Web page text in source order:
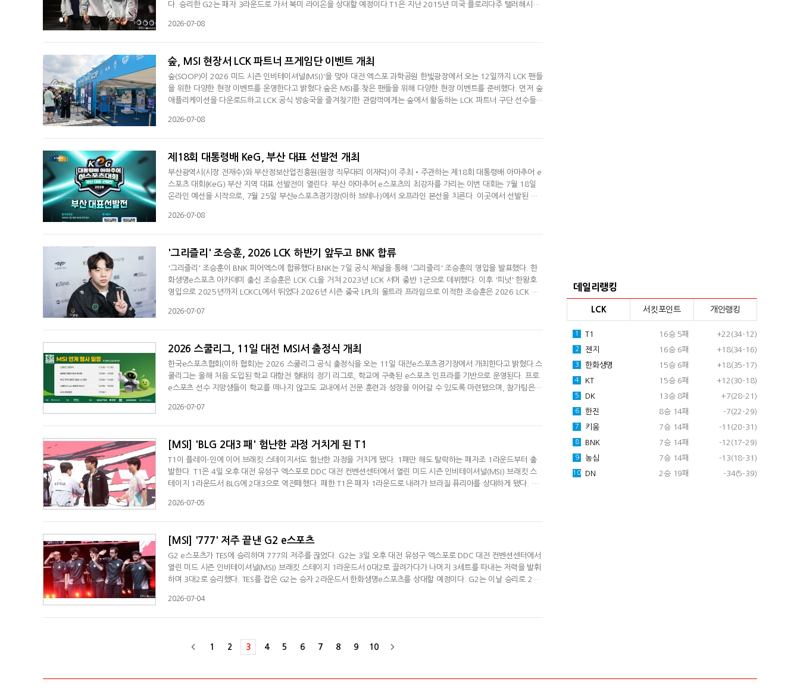
다. 승리한 G2는 패자 3라운드로 가서 북미 라이온을 상대할 예정이다.T1은 지난 2015년 미국 플로리다주 탤러해시에
중국 상하이에서 열린 2016년, 브라질 상파울루에서 열린 2017년에는 대회 2연패를 달성했다. 2018년에는 참가하지
2026-07-08
숲, MSI 현장서 LCK 파트너 프게임단 이벤트 개최
숲(SOOP)이 2026 미드 시즌 인비테이셔널(MSI)'을 맞아 대전 엑스포 과학공원 한빛광장에서 오는 12일까지 LCK 팬들
을 위한 다양한 현장 이벤트를 운영한다고 밝혔다.숲은 MSI를 찾은 팬들을 위해 다양한 현장 이벤트를 준비했다. 먼저 숲
애플리케이션을 다운로드하고 LCK 공식 방송국을 즐겨찾기한 관람객에게는 숲에서 활동하는 LCK 파트너 구단 선수들의
개 프로게임단이 참여하며, 관람객들이 원하는 구단의 포토카드를 직접 선택해 받을 수 있다. 포토카드에는 선수들의 숲
2026-07-08
제18회 대통령배 KeG, 부산 대표 선발전 개최
부산광역시(시장 전재수)와 부산정보산업진흥원(원장 직무대리 이재덕)이 주최‧주관하는 제18회 대통령배 아마추어 e
스포츠 대회(KeG) 부산 지역 대표 선발전이 열린다. 부산 아마추어 e스포츠의 최강자를 가리는 이번 대회는 7월 18일
온라인 예선을 시작으로, 7월 25일 부산e스포츠경기장(이하 브레나)에서 오프라인 본선을 치른다. 이곳에서 선발된 선
그 오브 레전드(5인 단체전), 이터널 리턴(3~4인 단체전), 브롤스타즈(3인 단체전), FC온라인 개인전 등 4개 종목으로
2026-07-08
'그리즐리' 조승훈, 2026 LCK 하반기 앞두고 BNK 합류
'그리즐리' 조승훈이 BNK 피어엑스에 합류했다.BNK는 7일 공식 채널을 통해 '그리즐리' 조승훈의 영입을 발표했다. 한
화생명e스포츠 아카데미 출신 조승훈은 LCK CL을 거쳐 2023년 LCK 서머 중반 1군으로 데뷔했다. 이후 '피넛' 한왕호
영입으로 2025년까지 LCKCL에서 뛰었다.2026년 시즌 중국 LPL의 울트라 프라임으로 이적한 조승훈은 2026 LCK 하
말했다.
2026-07-07
2026 스쿨리그, 11일 대전 MSI서 출정식 개최
한국e스포츠협회(이하 협회)는 2026 스쿨리그 공식 출정식을 오는 11일 대전e스포츠경기장에서 개최한다고 밝혔다.스
쿨리그는 올해 처음 도입된 학교 대항전 형태의 정기 리그로, 학교에 구축된 e스포츠 인프라를 기반으로 운영된다. 프로
e스포츠 선수 지망생들이 학교를 떠나지 않고도 교내에서 전문 훈련과 성장을 이어갈 수 있도록 마련됐으며, 참가팀은
26 MSI)의 공식 부대행사로 열린다. 서울권에서는 미래산업과학고등학교와 은평메디텍고등학교, 경기/인천권은 통진고
2026-07-07
[MSI] 'BLG 2대3 패' 험난한 과정 거치게 된 T1
T1이 플레이-인에 이어 브래킷 스테이지서도 험난한 과정을 거치게 됐다. 1패만 해도 탈락하는 패자조 1라운드부터 출
발한다. T1은 4일 오후 대전 유성구 엑스포로 DDC 대전 컨벤션센터에서 열린 미드 시즌 인비테이셔널(MSI) 브래킷 스
테이지 1라운드서 BLG에 2대3으로 역전패했다. 패한 T1은 패자 1라운드로 내려가 브라질 퓨리아를 상대하게 됐다. 이
지만 마지막 5세트서 신들린 밴픽을 선보인 BLG 양대인 감독을 넘는 데 실패했다. T1이 퓨리아를 꺾는다고 해도 안심할
2026-07-05
[MSI] '777' 저주 끝낸 G2 e스포츠
G2 e스포츠가 TES에 승리하며 777의 저주를 끊었다. G2는 3일 오후 대전 유성구 엑스포로 DDC 대전 컨벤션센터에서
열린 미드 시즌 인비테이셔널(MSI) 브래킷 스테이지 1라운드서 0대2로 끌려가다가 나머지 3세트를 따내는 저력을 발휘
하며 3대2로 승리했다. TES를 잡은 G2는 승자 2라운드서 한화생명e스포츠를 상대할 예정이다. G2는 이날 승리로 202
LG) 3번, TES를 만났지만 한 번도 승리하지 못했다. 777일 전 대회서 승리한 팀은 G2였는데 이날과 똑같이 TES를 만나
2026-07-04
1 2 3 4 5 6 7 8 9 10
데일리랭킹
LCK 서킷포인트 개인랭킹
1 T1 16승 5패 +22(34-12)
2 젠지 16승 6패 +18(34-16)
3 한화생명 15승 6패 +18(35-17)
4 KT 15승 6패 +12(30-18)
5 DK 13승 8패 +7(28-21)
6 한진 8승 14패 -7(22-29)
7 키움 7승 14패 -11(20-31)
8 BNK 7승 14패 -12(17-29)
9 농심 7승 14패 -13(18-31)
10 DN 2승 19패 -34(5-39)